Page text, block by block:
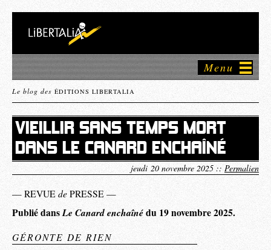
Menu
Le blog des ÉDITIONS LIBERTALIA
VIEILLIR SANS TEMPS MORT
DANS LE CANARD ENCHAÎNÉ
jeudi 20 novembre 2025 :: Permalien
— REVUE de PRESSE —
Publié dansLe Canard enchaînédu 19 novembre 2025.
GÉRONTE DE RIEN